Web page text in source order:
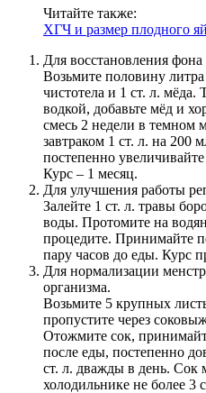
Читайте также:
ХГЧ и размер плодного
Для восстановления
Возьмите половину
чистотела и 1 ст. л. мёда.
водкой, добавьте мёд и
смесь 2 недели в темном
завтраком 1 ст. л. на 200
постепенно
Курс – 1 месяц.
Для улучшения работы
Залейте 1 ст. л. травы
воды. Протомите на
процедите. Принимайте
пару часов до еды. Курс
Для нормализации
организма.
Возьмите 5 крупных
пропустите через
Отожмите сок,
после еды, постепенно
ст. л. дважды в день. Сок
холодильнике не более 3